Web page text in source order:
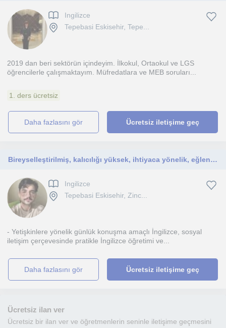
Ingilizce
Tepebasi Eskisehir, Tepe...
2019 dan beri sektörün içindeyim. İlkokul, Ortaokul ve LGS
öğrencilerle çalışmaktayım. Müfredatlara ve MEB soruları...
1. ders ücretsiz
daha fazlasını gör Ücretsiz iletişime geç
Bireyselleştirilmiş, kalıcılığı yüksek, ihtiyaca yönelik, eğlenceli İngilizce dersleri arıyorsanız doğru yerdesiniz
Ingilizce
Tepebasi Eskisehir, Zinc...
- Yetişkinlere yönelik günlük konuşma amaçlı İngilizce, sosyal
iletişim çerçevesinde pratikle İngilizce öğretimi ve...
daha fazlasını gör Ücretsiz iletişime geç
Ücretsiz ilan ver
Ücretsiz bir ilan ver ve öğretmenlerin seninle iletişime geçmesini